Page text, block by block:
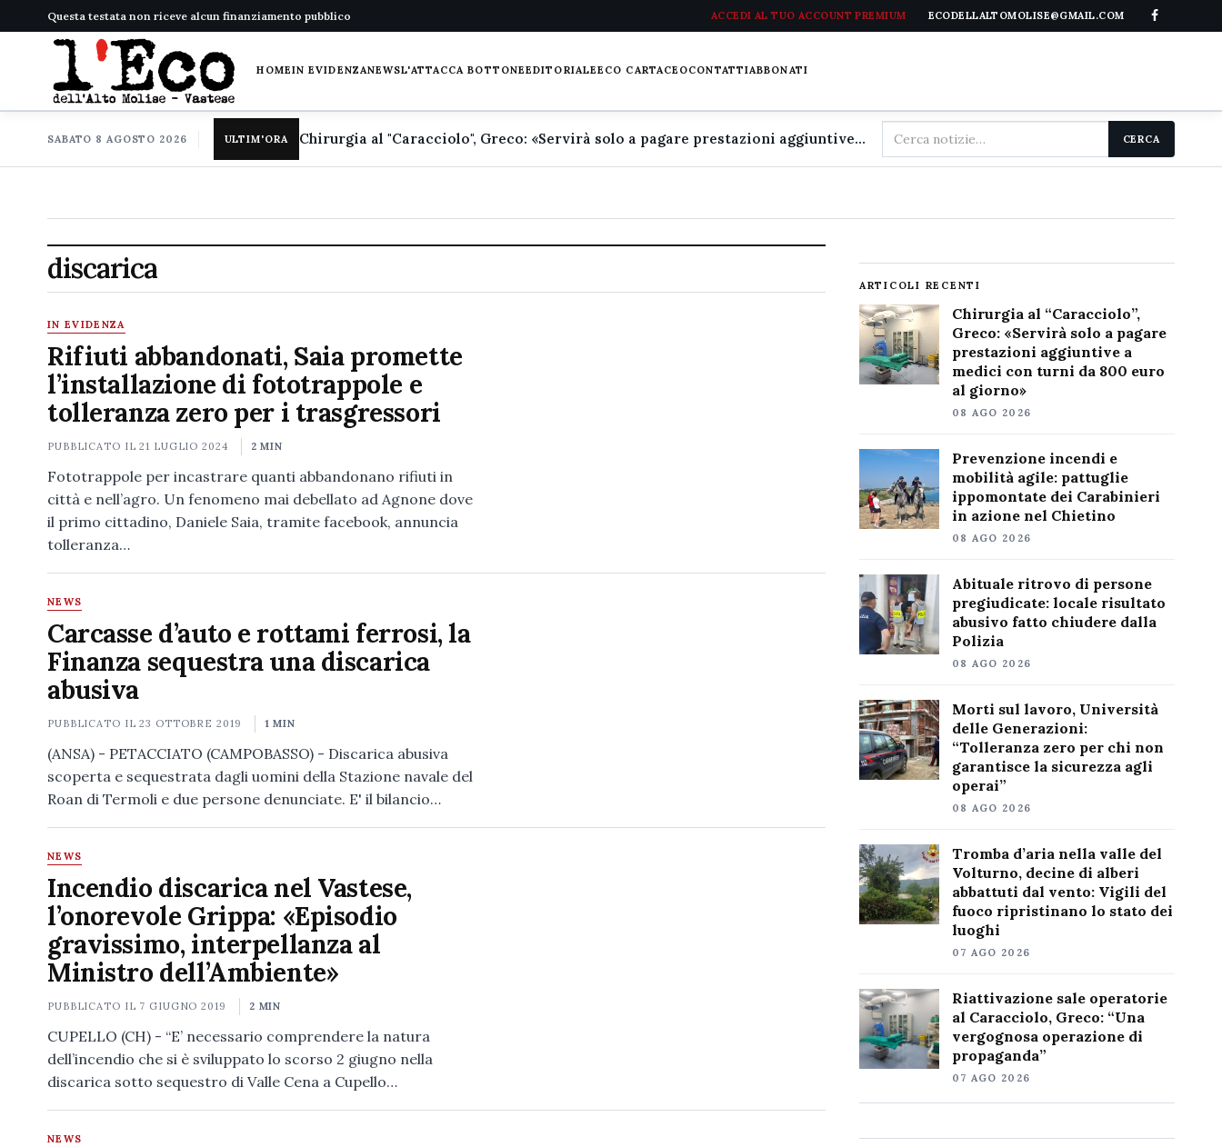
Questa testata non riceve alcun finanziamento pubblico ACCEDI AL TUO ACCOUNT PREMIUM ECODELLALTOMOLISE@GMAIL.COM
HOMEIN EVIDENZANEWSL'ATTACCA BOTTONEEDITORIALEECO CARTACEOCONTATTIABBONATI
SABATO 8 AGOSTO 2026 ULTIM'ORA Chirurgia al "Caracciolo", Greco: «Servirà solo a pagare prestazioni aggiuntive a medici con turni da 800 euro al giorno»
Cerca
nel
CERCA
discarica
IN EVIDENZA
Rifiuti abbandonati, Saia promette
l’installazione di fototrappole e
tolleranza zero per i trasgressori
PUBBLICATO IL21 LUGLIO 2024 2 MIN
Fototrappole per incastrare quanti abbandonano rifiuti in
città e nell’agro. Un fenomeno mai debellato ad Agnone dove
il primo cittadino, Daniele Saia, tramite facebook, annuncia
tolleranza…
NEWS
Carcasse d’auto e rottami ferrosi, la
Finanza sequestra una discarica
abusiva
PUBBLICATO IL23 OTTOBRE 2019 1 MIN
(ANSA) - PETACCIATO (CAMPOBASSO) - Discarica abusiva
scoperta e sequestrata dagli uomini della Stazione navale del
Roan di Termoli e due persone denunciate. E' il bilancio…
NEWS
Incendio discarica nel Vastese,
l’onorevole Grippa: «Episodio
gravissimo, interpellanza al
Ministro dell’Ambiente»
PUBBLICATO IL 7 GIUGNO 2019 2 MIN
CUPELLO (CH) - “E’ necessario comprendere la natura
dell’incendio che si è sviluppato lo scorso 2 giugno nella
discarica sotto sequestro di Valle Cena a Cupello…
NEWS
ARTICOLI RECENTI
Chirurgia al “Caracciolo”,
Greco: «Servirà solo a pagare
prestazioni aggiuntive a
medici con turni da 800 euro
al giorno»
08 AGO 2026
Prevenzione incendi e
mobilità agile: pattuglie
ippomontate dei Carabinieri
in azione nel Chietino
08 AGO 2026
Abituale ritrovo di persone
pregiudicate: locale risultato
abusivo fatto chiudere dalla
Polizia
08 AGO 2026
Morti sul lavoro, Università
delle Generazioni:
“Tolleranza zero per chi non
garantisce la sicurezza agli
operai”
08 AGO 2026
Tromba d’aria nella valle del
Volturno, decine di alberi
abbattuti dal vento: Vigili del
fuoco ripristinano lo stato dei
luoghi
07 AGO 2026
Riattivazione sale operatorie
al Caracciolo, Greco: “Una
vergognosa operazione di
propaganda”
07 AGO 2026